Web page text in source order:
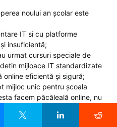
noului an școlar este
IT si cu platforme
insuficientă;
urmat cursuri speciale de
mijloace IT standardizate
online eficientă și sigură;
mijloc unic pentru școala
facem păcăleală online, nu
un an și jumatate de